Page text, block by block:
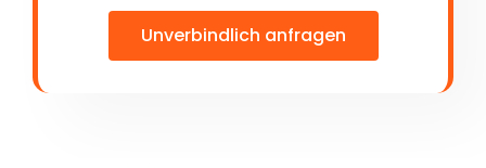
Unverbindlich anfragen